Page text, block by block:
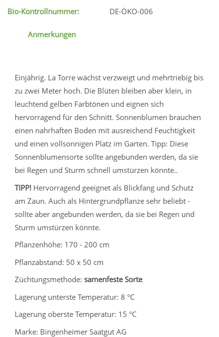
Bio-Kontrollnummer: DE-ÖKO-006
Anmerkungen
Einjährig. La Torre wächst verzweigt und mehrtriebig bis
zu zwei Meter hoch. Die Blüten bleiben aber klein, in
leuchtend gelben Farbtönen und eignen sich
hervorragend für den Schnitt. Sonnenblumen brauchen
einen nahrhaften Boden mit ausreichend Feuchtigkeit
und einen vollsonnigen Platz im Garten. Tipp: Diese
Sonnenblumensorte sollte angebunden werden, da sie
bei Regen und Sturm schnell umstürzen könnte..
TIPP! Hervorragend geeignet als Blickfang und Schutz
am Zaun. Auch als Hintergrundpflanze sehr beliebt -
sollte aber angebunden werden, da sie bei Regen und
Sturm umstürzen könnte.
Pflanzenhöhe: 170 - 200 cm
Pflanzabstand: 50 x 50 cm
Züchtungsmethode: samenfeste Sorte
Lagerung unterste Temperatur: 8 °C
Lagerung oberste Temperatur: 15 °C
Marke: Bingenheimer Saatgut AG